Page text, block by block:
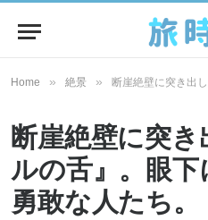
Home » 絶景 » 断崖絶壁に突き出した『ト
断崖絶壁に突
ルの舌』。眼
勇敢な人たち。